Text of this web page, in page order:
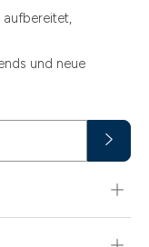
aufbereitet,
und neue